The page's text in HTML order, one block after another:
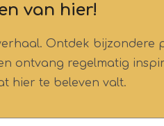
van hier!
Ontdek bijzondere
ontvang regelmatig
hier te beleven valt.